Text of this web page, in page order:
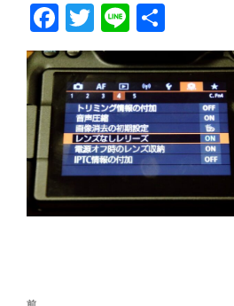
F
a
c
e
b
o
o
k
T
wi
tt
er
Li
n
e
有
投